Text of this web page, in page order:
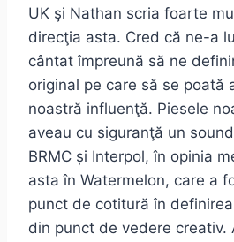
UK şi Nathan scria foarte
direcţia asta. Cred că ne-a
cântat împreună să ne
original pe care să se poată
noastră influenţă. Piesele
aveau cu siguranţă un
BRMC și Interpol, în opinia
asta în Watermelon, care a
punct de cotitură în
din punct de vedere creativ.